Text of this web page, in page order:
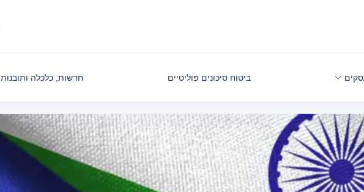
ביטוח סיכונים פוליטיים חדשות, כלכלה ותובנות